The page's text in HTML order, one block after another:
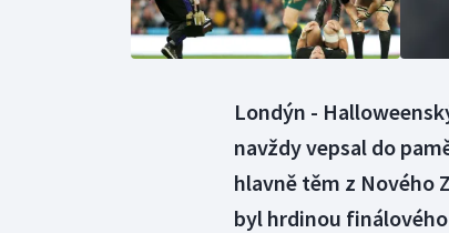
Londýn -
navždy vepsal do
hlavně těm z Nového
byl hrdinou